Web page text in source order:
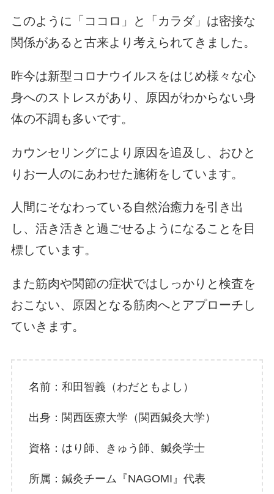
このように「ココロ」と「カラダ」は密接な
関係があると古来より考えられてきました。
昨今は新型コロナウイルスをはじめ様々な心
身へのストレスがあり、原因がわからない身
体の不調も多いです。
カウンセリングにより原因を追及し、おひと
りお一人のにあわせた施術をしています。
人間にそなわっている自然治癒力を引き出
し、活き活きと過ごせるようになることを目
標しています。
また筋肉や関節の症状ではしっかりと検査を
おこない、原因となる筋肉へとアプローチし
ていきます。
名前：和田智義（わだともよし）
出身：関西医療大学（関西鍼灸大学）
資格：はり師、きゅう師、鍼灸学士
所属：鍼灸チーム『NAGOMI』代表